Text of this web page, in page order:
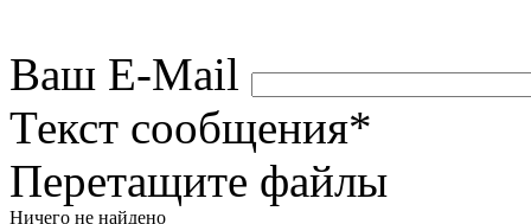
Ваш E-Mail
Текст сообщения*
Перетащите файлы
Ничего не найдено